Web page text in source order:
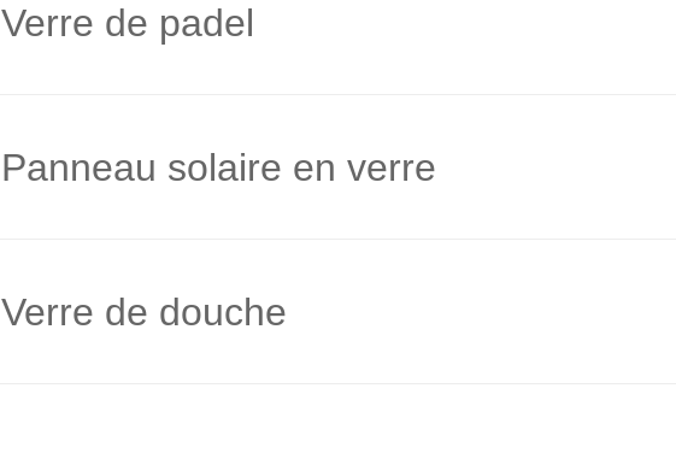
Verre de padel
Panneau solaire en verre
Verre de douche